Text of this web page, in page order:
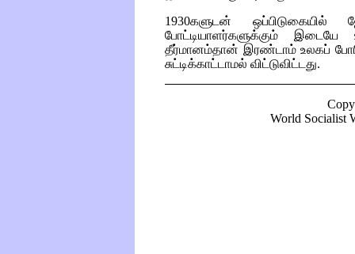
1930களுடன்
போட்டியாளர்களுக்கும்
தீர்மானம்தான் இரண்டாம் உலகப்
சுட்டிக்காட்டாமல் விட்டுவிட்டது.
World Socialist